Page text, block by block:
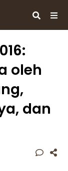
oleh
dan